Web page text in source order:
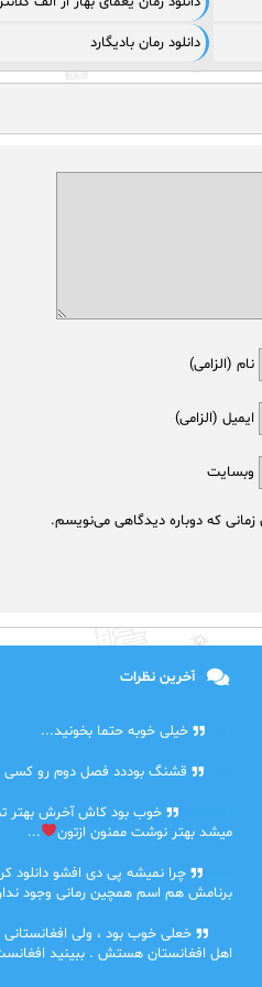
دانلود رمان بادیگارد
نام (الزامی)
ایمیل (الزامی)
وبسایت
که دوباره دیدگاهی می‌نویسم.
آخرین نظرات
خیلی خوبه حتما بخونید...
قشنگ بوددد فصل دوم رو کسی
خوب بود کاش آخرش بهتر
میشد بهتر نوشت ممنون ازتون
...
چرا نمیشه پی دی افشو دانلود
برنامش هم اسم همچین رمانی وجود
خعلی خوب بود ، ولی
اهل افغانستان هستش . ببینید